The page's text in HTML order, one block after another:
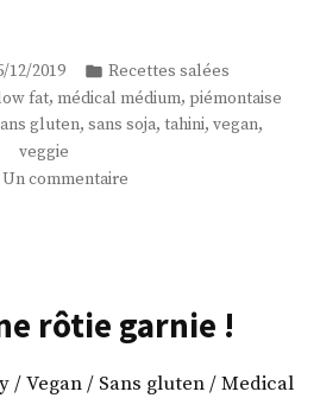
12/2019
Publié
dans
Recettes salées
fat, médical médium, piémontaise
gluten, sans soja, tahini, vegan,
veggie
Un commentaire
rôtie garnie !
/ Vegan / Sans gluten / Medical